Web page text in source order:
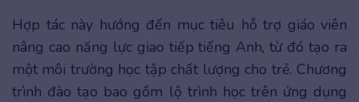
Hợp tác này hướng đến mục tiêu hỗ trợ giáo viên
nâng cao năng lực giao tiếp tiếng Anh, từ đó tạo ra
một môi trường học tập chất lượng cho trẻ. Chương
trình đào tạo bao gồm lộ trình học trên ứng dụng